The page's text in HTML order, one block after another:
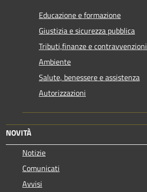
Educazione e formazione
Giustizia e sicurezza pubblica
Tributi,finanze e contravvenzioni
Ambiente
Salute, benessere e assistenza
Autorizzazioni
NOVITÀ
Notizie
Comunicati
Avvisi